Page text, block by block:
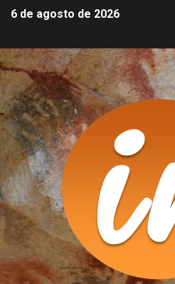
6 de agosto de 2026